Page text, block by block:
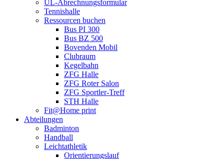
ÜL-Abrechnungsformular
Tennishalle
Ressourcen buchen
Bus PI 300
Bus BZ 500
Bovenden Mobil
Clubraum
Kegelbahn
ZFG Halle
ZFG Roter Salon
ZFG Sportler-Treff
STH Halle
Fit@Home print
Abteilungen
Badminton
Handball
Leichtathletik
Orientierungslauf